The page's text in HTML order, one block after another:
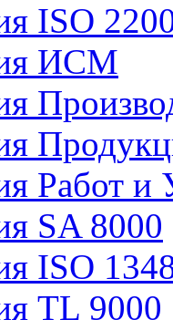
ISO
ИСМ
Работ и
SA 8000
ISO
TL 9000